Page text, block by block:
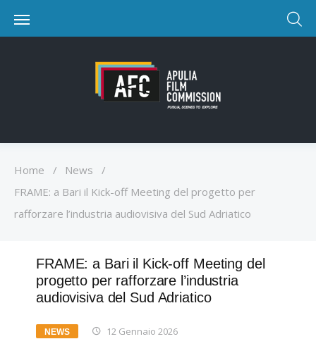
Home / News
/
FRAME: a Bari il Kick-off Meeting del progetto per
rafforzare l’industria audiovisiva del Sud Adriatico
FRAME: a Bari il Kick-off Meeting del
progetto per rafforzare l’industria
audiovisiva del Sud Adriatico
NEWS 12 Gennaio 2026